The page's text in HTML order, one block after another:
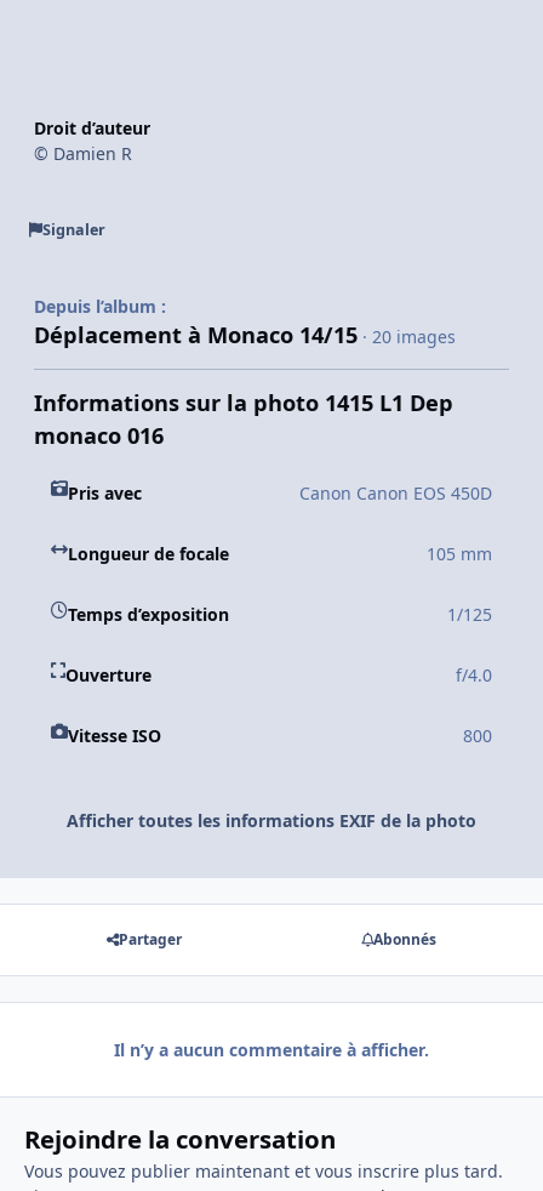
Droit d’auteur
© Damien R
Signaler
Depuis l’album :
Déplacement à Monaco 14/15 · 20 images
Informations sur la photo 1415 L1 Dep
monaco 016
Pris avec Canon Canon EOS 450D
Longueur de focale 105 mm
Temps d’exposition 1/125
Ouverture f/4.0
Vitesse ISO 800
Afficher toutes les informations EXIF de la photo
Partager Abonnés
Il n’y a aucun commentaire à afficher.
Rejoindre la conversation
Vous pouvez publier maintenant et vous inscrire plus tard.